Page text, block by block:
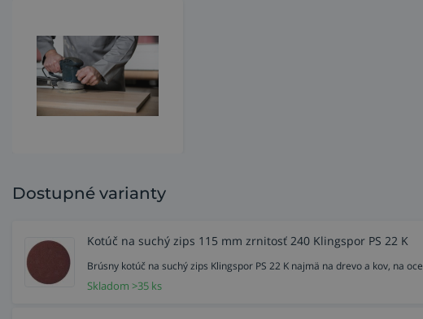
Dostupné varianty
Kotúč na suchý zips 115 mm zrnitosť 240 Klingspor PS 22 K
Brúsny kotúč na suchý zips Klingspor PS 22 K najmä na drevo a kov, na
Skladom >35 ks